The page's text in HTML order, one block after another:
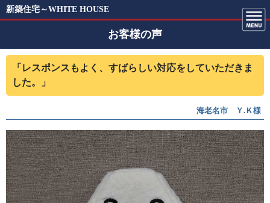
新築住宅～WHITE HOUSE
お客様の声
「レスポンスもよく、すばらしい対応をしていただきま
した。」
海老名市 Ｙ.Ｋ様